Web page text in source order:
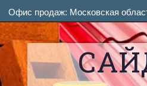
Офис продаж: Московская